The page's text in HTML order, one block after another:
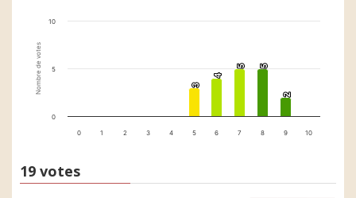
Nombre de votes 3
3
4
4
5
5 5
5
2
2
0 1 2 3 4 5 6 7 8 9 10
0
5
10
19 votes